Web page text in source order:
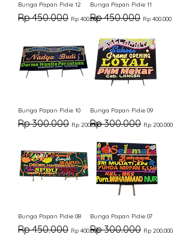
Bunga Papan Pidie 12
Harga Reguler
Rp 450.000 Harga Promosi
Rp 400.000
Bunga Papan Pidie 11
Harga Reguler
Rp 450.000 Rp 400.000
Bunga Papan Pidie 10
Harga Reguler
Rp 300.000 Harga Promosi
Rp 200.000
Bunga Papan Pidie 09
Harga Reguler
Rp 300.000 Rp 200.000
Bunga Papan Pidie 08
Harga Reguler
Rp 450.000 Harga Promosi
Rp 400.000
Bunga Papan Pidie 07
Harga Reguler
Rp 300.000 Rp 200.000